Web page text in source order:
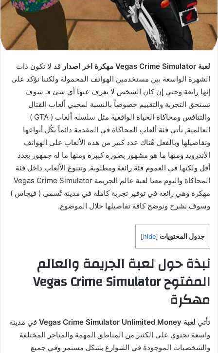
لعبة Vegas Crime Simulator مهكرة اخر اصدار
قد لا تكون ذات
الشهرة الواسعة بين مستخدمين الهواتف المحمولة ولكننا نؤكد على
إنها رائعة وحتي إن كان الشخص لا يعرف عنها أي شئ فـ سوف
تستحق التجربة والتقييم خصوصاً بالنسبة لمحبي ألعاب القتال
والتنافس ومحاكاة الحياة الواقعية مثل سلسلة ألعاب ( GTA )
العالمية, تأتي فئة ألعاب المحاكاة في المقدمة دائماً بكُل أنواعها
وتفاصيلها وبالفعل هٌناك عدد كبير من هذه الألعاب على الهواتف
الأندرويد ومنها ما هو مشهور بصورة كبيرة ومنها ما له جمهور بعدد
أقل ولكنها في العموم فئة رائعة ومطلوبة, وتتنوع الألعاب داخل فئة
المحاكاة واليوم معنا لعبة عالم الجريمة Vegas Crime Simulator
مهكرة وهي رائعة في توفير تجربة كاملة في مدينة تٌسمى ( فيجاس )
وسوف نشرح ونوضح كافة تفاصيلها خلال الموضوع.
جدول المحتويات [
hide
]
نبذة حول لعبة الجريمة والعالم
المفتوح Vegas Crime Simulator
مهكرة
تأتي لعبة Vegas Crime Simulator Unlimited Money
في مدينة
واسعة تحتوي على الكثير من المناطق المهمة والمتاجر المختلفة
والشخصيات الموجودة في الشوارع بشكل مستمر وفي جميع